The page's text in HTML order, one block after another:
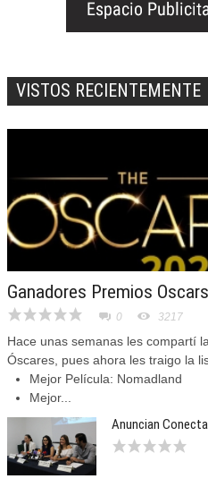
VISTOS RECIENTEMENTE
Ganadores Premios
0 3217
Hace unas semanas les compartí
Óscares, pues ahora les traigo la
Mejor Película: Nomadland
Mejor...
Anuncian